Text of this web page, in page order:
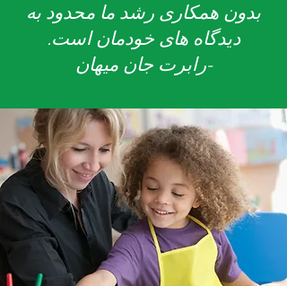
بدون همکاری رشد ما محدود به
دیدگاه های خودمان است.
-رابرت جان میهان